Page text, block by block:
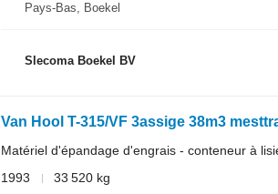
Pays-Bas, Boekel
Slecoma Boekel BV
Van Hool T-315/VF 3assige 38m3
Matériel d'épandage d'engrais - conteneur à
1993
33 520 kg